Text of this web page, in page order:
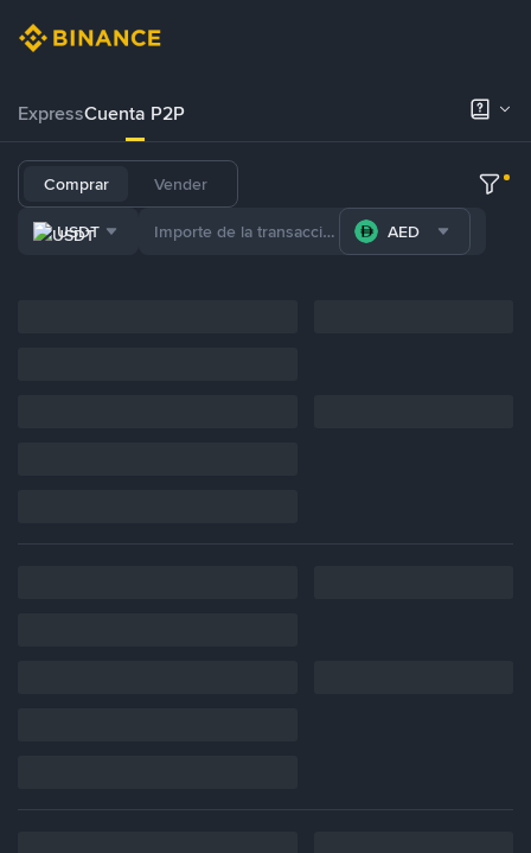
ExpressCuenta P2P
Comprar Vender
USDT AED